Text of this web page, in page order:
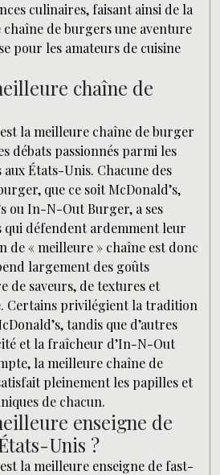
culinaires, faisant ainsi de la
de burgers une aventure
pour les amateurs de cuisine
chaîne de
la meilleure chaîne de burger
débats passionnés parmi les
États-Unis. Chacune des
que ce soit McDonald’s,
ou In-N-Out Burger, a ses
qui défendent ardemment leur
de « meilleure » chaîne est donc
largement des goûts
de saveurs, de textures et
Certains privilégient la tradition
tandis que d’autres
et la fraîcheur d’In-N-Out
la meilleure chaîne de
pleinement les papilles et
de chacun.
enseigne de
Unis ?
la meilleure enseigne de fast-